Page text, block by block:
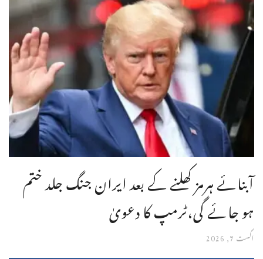
آبنائے ہرمز کھلنے کے بعد ایران جنگ جلد ختم
ہو جائے گی،ٹرمپ کا دعویٰ
اگست 7, 2026